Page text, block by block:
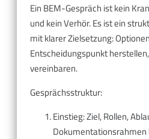
Ein BEM-Gespräch ist kein
und kein Verhör. Es ist ein
mit klarer Zielsetzung:
Entscheidungspunkt
vereinbaren.
Gesprächsstruktur:
Einstieg: Ziel, Rollen,
Dokumentationsrahmen